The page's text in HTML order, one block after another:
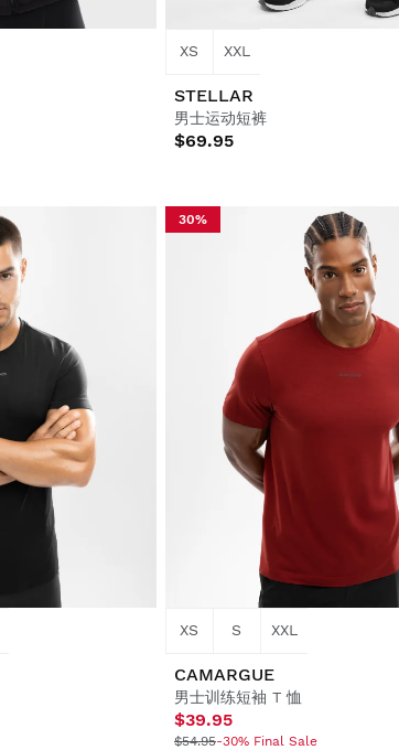
XS XXL
STELLAR
男士运动短裤
$69.95
30%
XS S XXL
CAMARGUE
男士训练短袖 T 恤
$39.95
$54.95-30% Final Sale